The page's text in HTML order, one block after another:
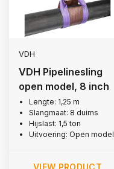
VDH
VDH Pipelinesling
open model, 8 inch
Lengte: 1,25 m
Slangmaat: 8 duims
Hijslast: 1,5 ton
Uitvoering: Open model
VIEW PRODUCT